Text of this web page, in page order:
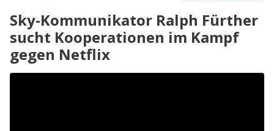
Sky-Kommunikator Ralph Fürther
sucht Kooperationen im Kampf
gegen Netflix